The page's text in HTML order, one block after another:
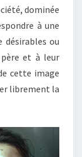
dominée
à une
désirables ou
et à leur
cette image
librement la